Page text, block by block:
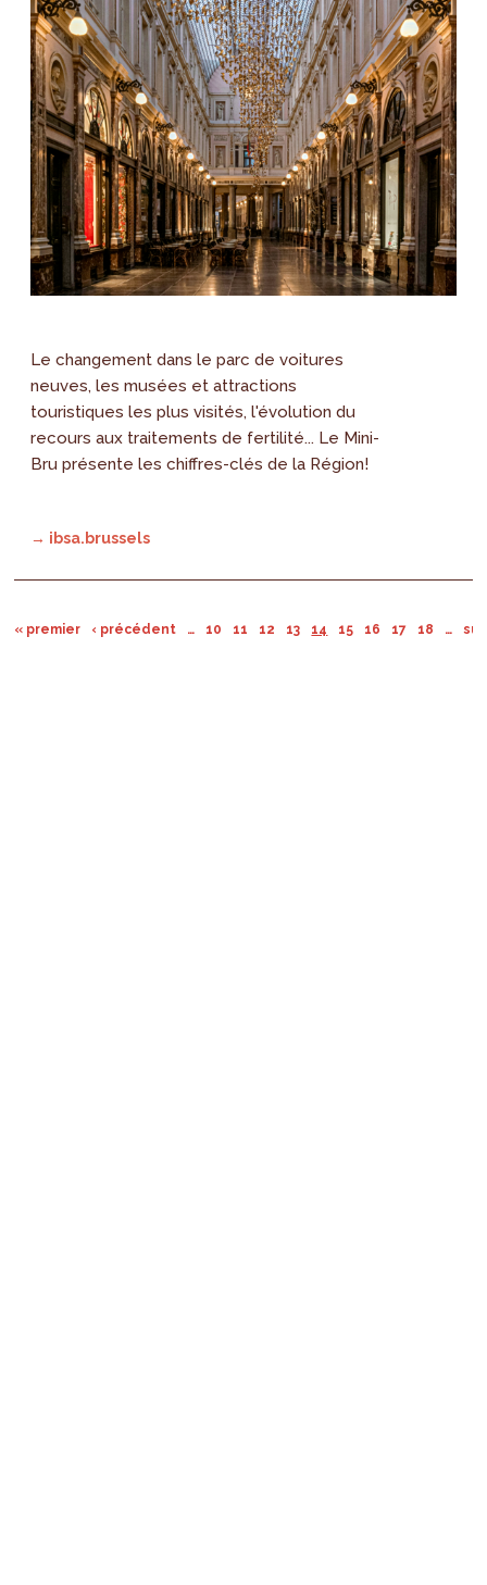
Le changement dans le parc de voitures
neuves, les musées et attractions
touristiques les plus visités, l'évolution du
recours aux traitements de fertilité... Le Mini-
Bru présente les chiffres-clés de la Région!
→ ibsa.brussels
« premier ‹ précédent … 10 11 12 13 14 15 16 17 18 …